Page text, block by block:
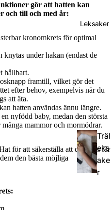
elar
/
kle
Bärs
kyd
d &
Tillb
ehör
lar
Leksaker
Träl
eks
ake
r
gör att hatten kan
och till och med år:
kronomkrets för optimal
knytas under hakan (endast de
hållbart.
framtill, vilket gör det
efter behov, exempelvis när du
att äta.
hatten användas ännu längre.
nyfödd baby, medan den största
mammor och mormödrar.
för att säkerställa att ditt barn får
den bästa möjliga